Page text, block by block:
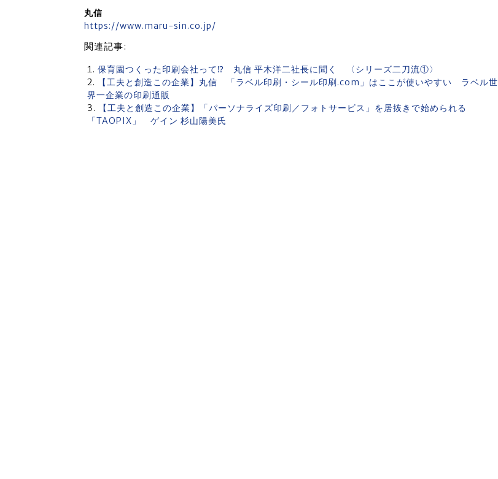
丸信
https://www.maru-sin.co.jp/
関連記事:
保育園つくった印刷会社って⁉ 丸信 平木洋二社長に聞く 〈シリーズ二刀流①〉
【工夫と創造この企業】丸信 「ラベル印刷・シール印刷.com」はここが使いやすい ラベル世
界一企業の印刷通販
【工夫と創造この企業】「パーソナライズ印刷／フォトサービス」を居抜きで始められる
「TAOPIX」 ゲイン 杉山陽美氏